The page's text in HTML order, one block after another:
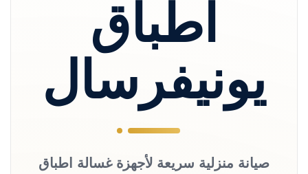
اطباق
يونيفرسال
صيانة منزلية سريعة لأجهزة غسالة اطباق